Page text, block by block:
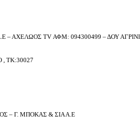
ΑΧΕΛΩΟΣ TV ΑΦΜ: 094300499 – ΔΟΥ
ΤΚ:30027
– Γ. ΜΠΟΚΑΣ & ΣΙΑ Α.Ε